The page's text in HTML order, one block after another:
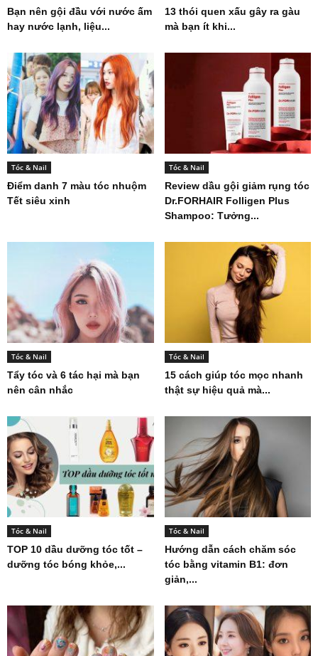
Bạn nên gội đầu với nước ấm
hay nước lạnh, liệu...
13 thói quen xấu gây ra gàu
mà bạn ít khi...
Tóc & Nail
Điểm danh 7 màu tóc nhuộm
Tết siêu xinh
Tóc & Nail
Review dầu gội giảm rụng tóc
Dr.FORHAIR Folligen Plus
Shampoo: Tưởng...
Tóc & Nail
Tẩy tóc và 6 tác hại mà bạn
nên cân nhắc
Tóc & Nail
15 cách giúp tóc mọc nhanh
thật sự hiệu quả mà...
Tóc & Nail
TOP 10 dầu dưỡng tóc tốt –
dưỡng tóc bóng khỏe,...
Tóc & Nail
Hướng dẫn cách chăm sóc
tóc bằng vitamin B1: đơn
giản,...